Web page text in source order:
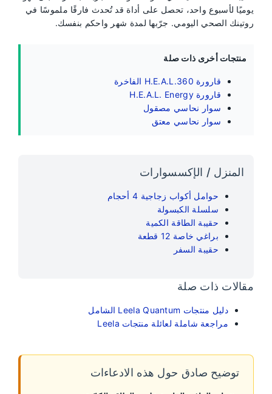
يوميًا لأسبوع واحد، تحصل على أداة قد تُحدث فارقًا ملموسًا في
روتينك الصحي اليومي. جرّبها لمدة شهر واحكم بنفسك.
منتجات أخرى ذات صلة
قارورة H.E.A.L.360 الفاخرة
قارورة H.E.A.L. Energy
سوار نحاسي مصقول
سوار نحاسي معتق
المنزل / الإكسسوارات
حوامل أكواب زجاجية 4 أحجام
سلسلة الكبسولة
حقيبة الطاقة الكمية
براغي خاصة 12 قطعة
حقيبة السفر
مقالات ذات صلة
دليل منتجات Leela Quantum الشامل
مراجعة شاملة لعائلة منتجات Leela
توضيح صادق حول هذه الادعاءات